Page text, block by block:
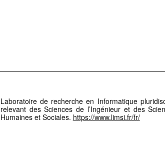
Laboratoire de recherche en Informatique
relevant des Sciences de l’Ingénieur et des
Humaines et Sociales. https://www.limsi.fr/fr/